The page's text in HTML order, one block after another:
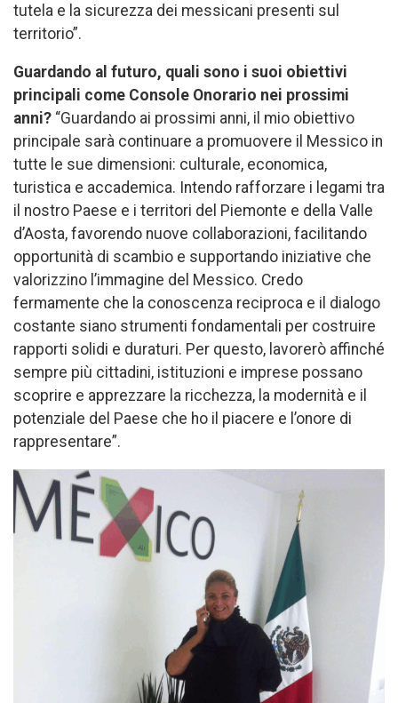
tutela e la sicurezza dei messicani presenti sul
territorio”.
Guardando al futuro, quali sono i suoi obiettivi
principali come Console Onorario nei prossimi
anni? “Guardando ai prossimi anni, il mio obiettivo
principale sarà continuare a promuovere il Messico in
tutte le sue dimensioni: culturale, economica,
turistica e accademica. Intendo rafforzare i legami tra
il nostro Paese e i territori del Piemonte e della Valle
d’Aosta, favorendo nuove collaborazioni, facilitando
opportunità di scambio e supportando iniziative che
valorizzino l’immagine del Messico. Credo
fermamente che la conoscenza reciproca e il dialogo
costante siano strumenti fondamentali per costruire
rapporti solidi e duraturi. Per questo, lavorerò affinché
sempre più cittadini, istituzioni e imprese possano
scoprire e apprezzare la ricchezza, la modernità e il
potenziale del Paese che ho il piacere e l’onore di
rappresentare”.